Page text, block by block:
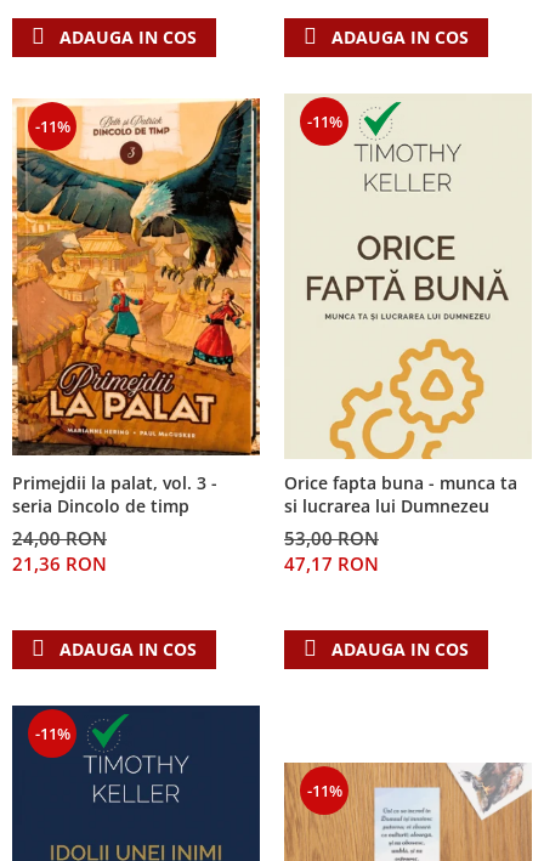
ADAUGA IN COS ADAUGA IN COS
-11%
Primejdii la palat, vol. 3 -
seria Dincolo de timp
24,00 RON
21,36 RON
ADAUGA IN COS
-11%
Orice fapta buna - munca ta
si lucrarea lui Dumnezeu
53,00 RON
47,17 RON
ADAUGA IN COS
-11%
-11%